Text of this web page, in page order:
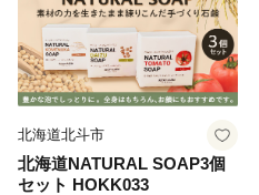
北海道北斗市
北海道NATURAL SOAP3個
セット HOKK033